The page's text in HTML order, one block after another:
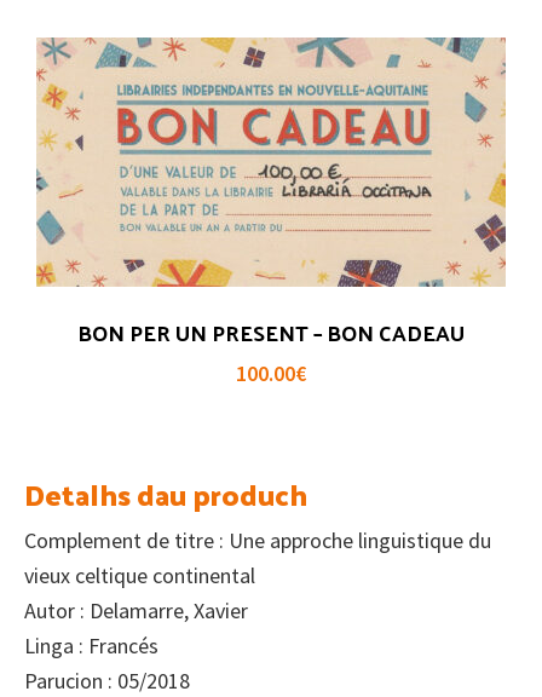
BON PER UN PRESENT – BON CADEAU
100.00€
Detalhs dau produch
Complement de titre : Une approche linguistique du
vieux celtique continental
Autor : Delamarre, Xavier
Linga : Francés
Parucion : 05/2018